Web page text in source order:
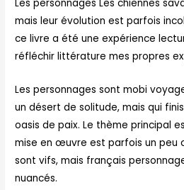
Les personnages Les chiennes
mais leur évolution est parfois
ce livre a été une expérience
réfléchir littérature mes propres
Les personnages sont mobi
un désert de solitude, mais qui
oasis de paix. Le thème principal
mise en œuvre est parfois un peu
sont vifs, mais français
nuancés.